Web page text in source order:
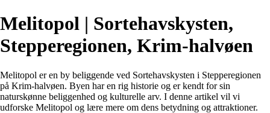
Melitopol | Sortehavskysten,
Stepperegionen, Krim-halvøen
Melitopol er en by beliggende ved Sortehavskysten i Stepperegionen
på Krim-halvøen. Byen har en rig historie og er kendt for sin
naturskønne beliggenhed og kulturelle arv. I denne artikel vil vi
udforske Melitopol og lære mere om dens betydning og attraktioner.